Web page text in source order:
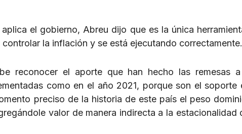
el gobierno, Abreu dijo que es la única
la inflación y se está ejecutando correctamente.
reconocer el aporte que han hecho las remesas
como en el año 2021, porque son el soporte
preciso de la historia de este país el peso
valor de manera indirecta a la estacionalidad